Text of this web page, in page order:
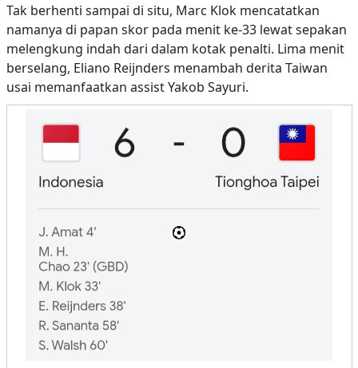
Tak berhenti sampai di situ, Marc Klok mencatatkan
namanya di papan skor pada menit ke-33 lewat sepakan
melengkung indah dari dalam kotak penalti. Lima menit
berselang, Eliano Reijnders menambah derita Taiwan
usai memanfaatkan assist Yakob Sayuri.